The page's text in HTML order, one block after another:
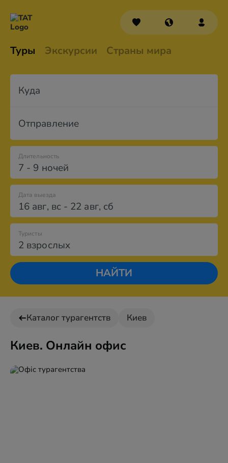
Туры Экскурсии Страны мира
Куда
Отправление
7 - 9 ночей
Длительность
Дата выезда
16 авг, вс- 22 авг, сб
2 взрослых
Туристы
НАЙТИ
Каталог турагентств Киев
Киев. Онлайн офис